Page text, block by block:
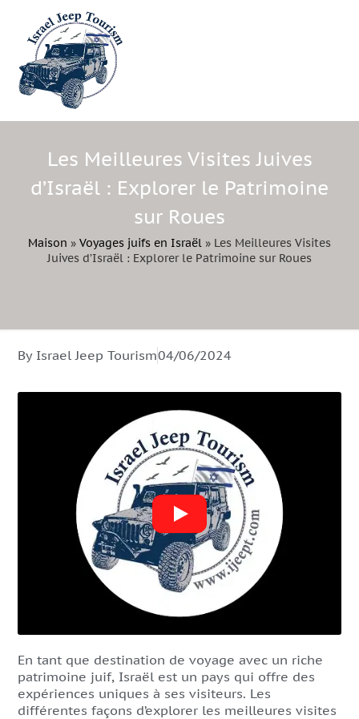
Les Meilleures Visites Juives
d’Israël : Explorer le Patrimoine
sur Roues
Maison » Voyages juifs en Israël » Les Meilleures Visites
Juives d’Israël : Explorer le Patrimoine sur Roues
By Israel Jeep Tourism04/06/2024
En tant que destination de voyage avec un riche
patrimoine juif, Israël est un pays qui offre des
expériences uniques à ses visiteurs. Les
différentes façons d’explorer les meilleures visites